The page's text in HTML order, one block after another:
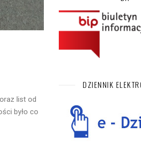
list od
było co
DZIENNIK